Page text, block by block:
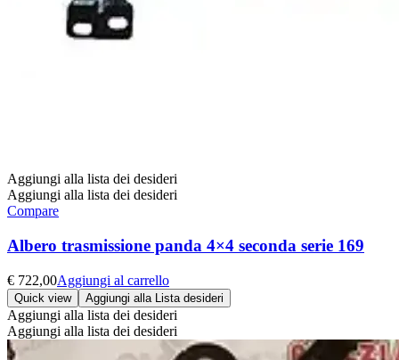
Aggiungi alla lista dei desideri
Aggiungi alla lista dei desideri
Compare
Albero trasmissione panda 4×4 seconda serie 169
€ 722,00Aggiungi al carrello
Quick view Aggiungi alla Lista desideri
Aggiungi alla lista dei desideri
Aggiungi alla lista dei desideri